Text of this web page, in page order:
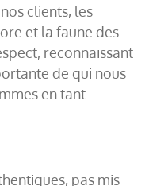
clients, les
et la faune des
reconnaissant
de qui nous
en tant
pas mis